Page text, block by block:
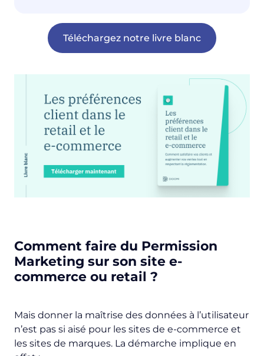
Téléchargez notre livre blanc
Comment faire du Permission
Marketing sur son site e-
commerce ou retail ?
Mais donner la maîtrise des données à l’utilisateur
n’est pas si aisé pour les sites de e-commerce et
les sites de marques. La démarche implique en